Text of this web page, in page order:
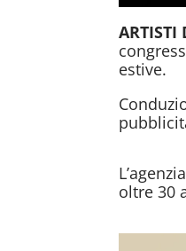
ARTISTI
estive.
oltre 30